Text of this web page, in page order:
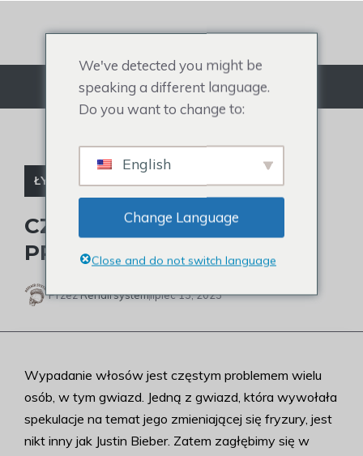
Menu
ŁYSE CELEBRYTKI
CZY JUSTIN BIEBER MIAŁ
PRZESZCZEP WŁOSÓW?
PrzezRehairsystemlipiec 13, 2023
Wypadanie włosów jest częstym problemem wielu
osób, w tym gwiazd. Jedną z gwiazd, która wywołała
spekulacje na temat jego zmieniającej się fryzury, jest
nikt inny jak Justin Bieber. Zatem zagłębimy się w
We've detected you might be
speaking a different language.
Do you want to change to:
English
Change Language
Close and do not switch language